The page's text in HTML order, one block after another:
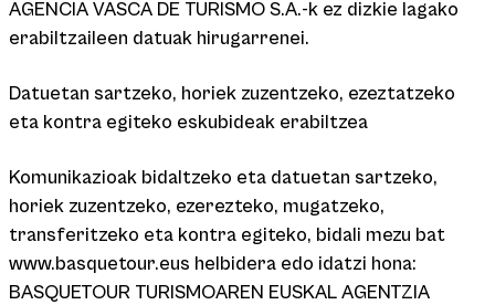
AGENCIA VASCA DE TURISMO S.A.-k ez dizkie lagako
erabiltzaileen datuak hirugarrenei.
Datuetan sartzeko, horiek zuzentzeko, ezeztatzeko
eta kontra egiteko eskubideak erabiltzea
Komunikazioak bidaltzeko eta datuetan sartzeko,
horiek zuzentzeko, ezerezteko, mugatzeko,
transferitzeko eta kontra egiteko, bidali mezu bat
www.basquetour.eus helbidera edo idatzi hona:
BASQUETOUR TURISMOAREN EUSKAL AGENTZIA